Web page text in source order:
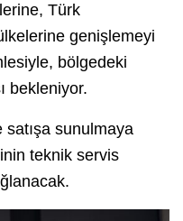
Türk
genişlemeyi
bölgedeki
bekleniyor.
satışa sunulmaya
teknik servis